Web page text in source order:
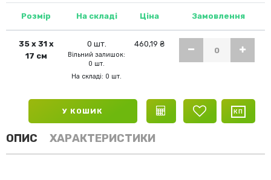
Розмір На складі Ціна Замовлення
35 х 31 х
17 см
0 шт.
Вільний залишок:
0 шт.
На складі: 0 шт.
460,19 ₴
У КОШИК
ОПИС ХАРАКТЕРИСТИКИ